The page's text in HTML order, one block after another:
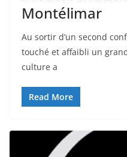
Montélimar
Au sortir d’un second
touché et affaibli un
culture a
Read More